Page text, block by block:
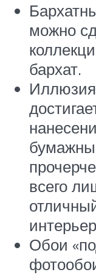
можно
бархат.
Иллюзия
всего
Обои